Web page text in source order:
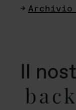
Archivio
Il